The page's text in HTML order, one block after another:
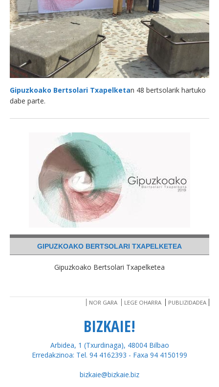
Gipuzkoako Bertsolari Txapelketan 48 bertsolarik hartuko
dabe parte.
GIPUZKOAKO BERTSOLARI TXAPELKETEA
Gipuzkoako Bertsolari Txapelketea
NOR GARA LEGE OHARRA PUBLIZIDADEA
BIZKAIE!
Arbidea, 1 (Txurdinaga), 48004 Bilbao
Erredakzinoa: Tel. 94 4162393 - Faxa 94 4150199
bizkaie@bizkaie.biz